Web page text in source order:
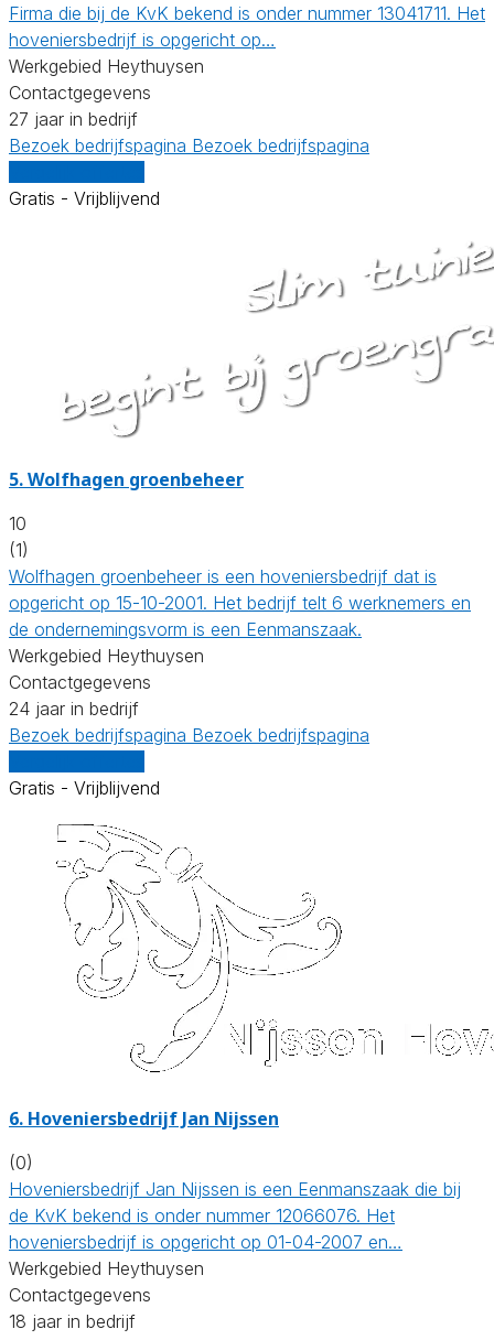
Firma die bij de KvK bekend is onder nummer 13041711. Het
hoveniersbedrijf is opgericht op…
Werkgebied Heythuysen
Contactgegevens
27 jaar in bedrijf
Bezoek bedrijfspagina Bezoek bedrijfspagina
Gratis - Vrijblijvend
5.Wolfhagen groenbeheer
10
(1)
Wolfhagen groenbeheer is een hoveniersbedrijf dat is
opgericht op 15-10-2001. Het bedrijf telt 6 werknemers en
de ondernemingsvorm is een Eenmanszaak.
Werkgebied Heythuysen
Contactgegevens
24 jaar in bedrijf
Bezoek bedrijfspagina Bezoek bedrijfspagina
Gratis - Vrijblijvend
6. Hoveniersbedrijf Jan Nijssen
(0)
Hoveniersbedrijf Jan Nijssen is een Eenmanszaak die bij
de KvK bekend is onder nummer 12066076. Het
hoveniersbedrijf is opgericht op 01-04-2007 en…
Werkgebied Heythuysen
Contactgegevens
18 jaar in bedrijf